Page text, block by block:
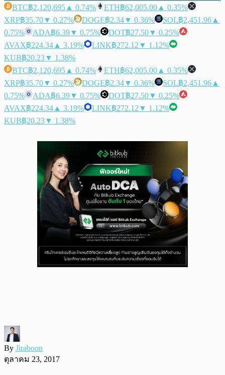
BTC฿2,120,695 ▲ 0.74% ETH฿62,005.00 ▲ 0.35%
XRP฿35.70▼ 0.27% DOGE฿2.34▼ 0.36% SOL฿2,451.96 ▲
0.75%
ADA฿6.39▼ 0.75% DOT฿27.50▼ 0.25%
AVAX฿224.34 ▲ 3.19% LINK฿272.12 ▼ 1.12%
KUB฿20.23▼ 1.38%
BTC฿2,120,695 ▲ 0.74% ETH฿62,005.00 ▲ 0.35%
XRP฿35.70▼ 0.27% DOGE฿2.34▼ 0.36% SOL฿2,451.96 ▲
0.75%
ADA฿6.39▼ 0.75% DOT฿27.50▼ 0.25%
AVAX฿224.34 ▲ 3.19% LINK฿272.12 ▼ 1.12%
KUB฿20.23▼ 1.38%
By Jiraboon
ตุลาคม 23, 2017